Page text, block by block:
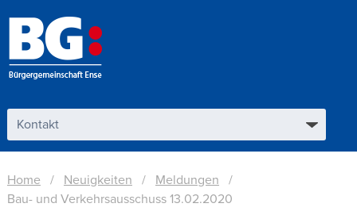
Home Neuigkeiten
Meldungen
Bau- und Verkehrsausschuss 13.02.2020